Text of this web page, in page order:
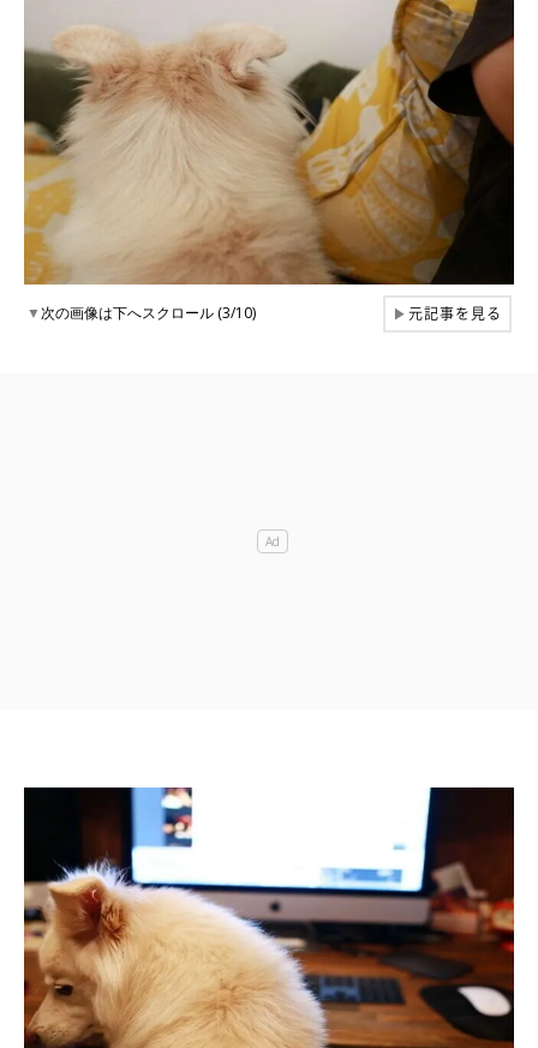
▼次の画像は下へスクロール (3/10) ▶元記事を見る